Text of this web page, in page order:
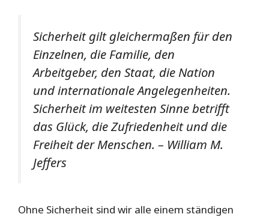
Sicherheit gilt gleichermaßen für den
Einzelnen, die Familie, den
Arbeitgeber, den Staat, die Nation
und internationale Angelegenheiten.
Sicherheit im weitesten Sinne betrifft
das Glück, die Zufriedenheit und die
Freiheit der Menschen. – William M.
Jeffers
Ohne Sicherheit sind wir alle einem ständigen